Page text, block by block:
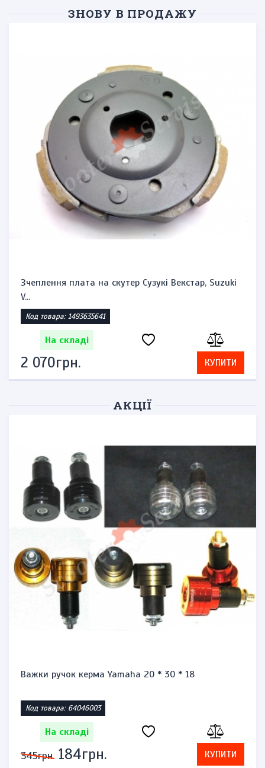
ЗНОВУ В ПРОДАЖУ
Зчеплення плата на скутер Сузукі Векстар, Suzuki
V...
Код товара: 1493635641
На складі
2 070грн. КУПИТИ
АКЦІЇ
Важки ручок керма Yamaha 20 * 30 * 18
Код товара: 64046003
На складі
345грн. 184грн. КУПИТИ